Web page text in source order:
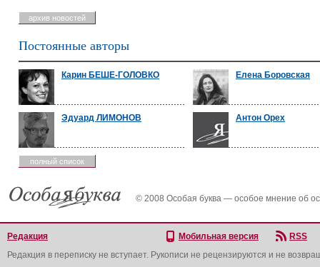
архив новостей
Постоянные авторы
Карин БЕШЕ-ГОЛОВКО Елена Боровская
Эдуард ЛИМОНОВ Антон Орех
полный список
© 2008 Особая буква — особое мнение об
Редакция Мобильная версия
RSS
Редакция в переписку не вступает. Рукописи не рецензируются и не